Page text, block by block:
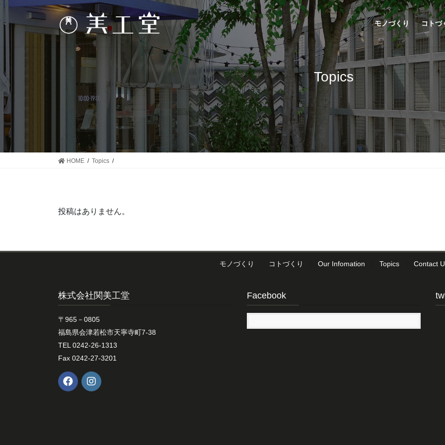
コ
移
動
ナ
ン
に
移
動
モノづくり コトづ
Topics
HOME Topics
投稿はありません。
モノづくり コトづくり Our Infomation Topics Contact
株式会社関美工堂
〒965－0805
福島県会津若松市天寧寺町7-38
TEL 0242-26-1313
Fax 0242-27-3201
Facebook